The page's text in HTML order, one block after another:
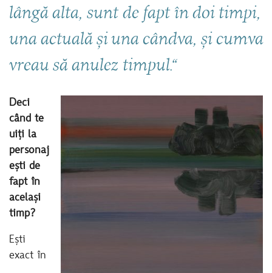
lângă alta, sunt de fapt în doi timpi,
una actuală și una cândva, și cumva
vreau să anulez timpul.“
Deci
când te
uiți la
personaj
ești de
fapt în
același
timp?
Ești
exact în